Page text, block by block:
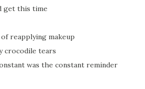
get this time
reapplying makeup
crocodile tears
was the constant reminder